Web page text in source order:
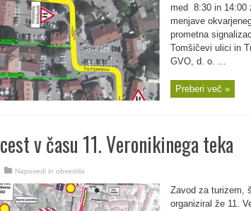
med 8:30 in 14:00
menjave
prometna
Tomšičevi ulici in
GVO, d. o. ...
Preberi več »
v času 11. Veronikinega teka
Napovedi in obvestila
Zavod za turizem,
organiziral že 11.